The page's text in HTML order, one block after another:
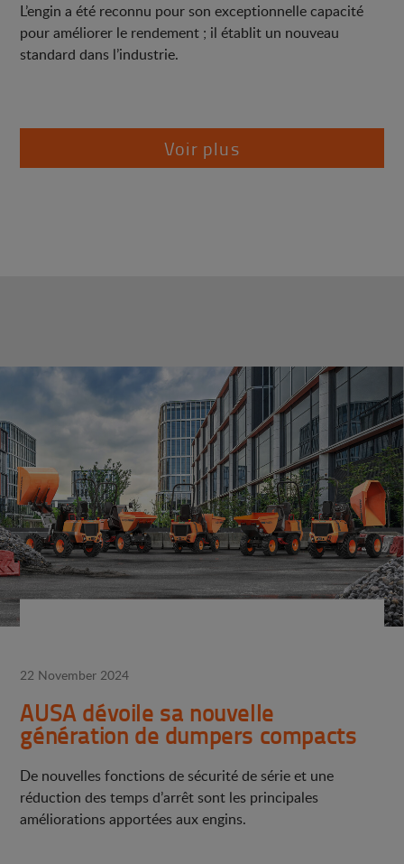
L’engin a été reconnu pour son exceptionnelle capacité
pour améliorer le rendement ; il établit un nouveau
standard dans l’industrie.
Voir plus
22 November 2024
AUSA dévoile sa nouvelle
génération de dumpers compacts
De nouvelles fonctions de sécurité de série et une
réduction des temps d’arrêt sont les principales
améliorations apportées aux engins.